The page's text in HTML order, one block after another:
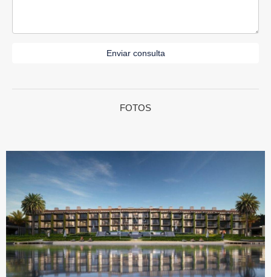
Enviar consulta
FOTOS